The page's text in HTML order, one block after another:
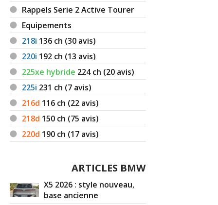
Rappels Serie 2 Active Tourer
Equipements
218i 136 ch (30 avis)
220i 192 ch (13 avis)
225xe hybride 224ch (20 avis)
225i 231 ch (7 avis)
216d 116 ch (22 avis)
218d 150 ch (75 avis)
220d 190 ch (17 avis)
ARTICLES BMW
X5 2026 : style nouveau,
base ancienne